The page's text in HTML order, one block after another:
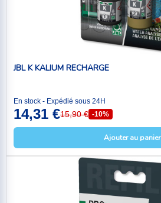
JBL K KALIUM RECHARGE
En stock - Expédié sous 24H
14,31 €15,90 € -10%
Ajouter au panier